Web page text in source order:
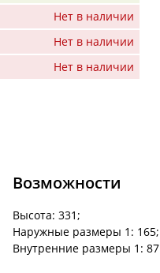
Нет в наличии
Нет в наличии
Нет в наличии
Возможности
Высота: 331;
Наружные размеры 1: 165;
Внутренние размеры 1: 87